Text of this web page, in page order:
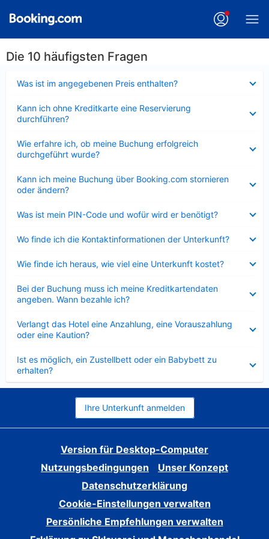
Die 10 häufigsten Fragen
Was ist im angegebenen Preis enthalten?
Kann ich ohne Kreditkarte eine Reservierung
durchführen?
Wie erfahre ich, ob meine Buchung erfolgreich
durchgeführt wurde?
Kann ich meine Buchung über Booking.com stornieren
oder ändern?
Was ist mein PIN-Code und wofür wird er benötigt?
Wo finde ich die Kontaktinformationen der Unterkunft?
Wie finde ich heraus, wie viel eine Unterkunft kostet?
Bei der Buchung muss ich meine Kreditkartendaten
angeben. Wann bezahle ich?
Verlangt das Hotel eine Anzahlung, eine Vorauszahlung
oder eine Kaution?
Ist es möglich, ein Zustellbett oder ein Babybett zu
erhalten?
Ihre Unterkunft anmelden
Version für Desktop-Computer
Nutzungsbedingungen
Unser Konzept
Datenschutzerklärung
Cookie-Einstellungen verwalten
Persönliche Empfehlungen verwalten